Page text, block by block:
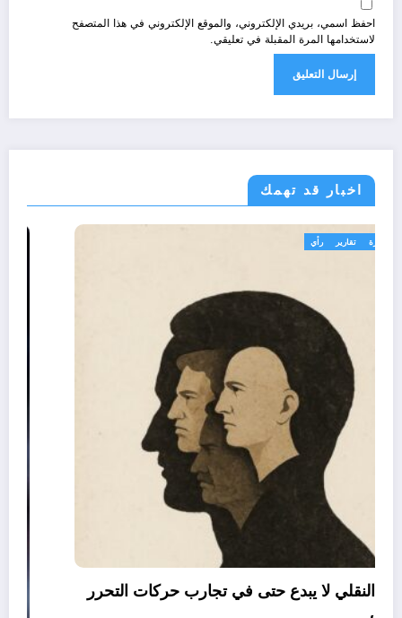
احفظ اسمي، بريدي الإلكتروني، والموقع الإلكتروني في هذا المتصفح
لاستخدامها المرة المقبلة في تعليقي.
اخبار قد تهمك
تعاليق حرة
العقل النقلي لا يبدع حتى في تجارب حركات التحرر